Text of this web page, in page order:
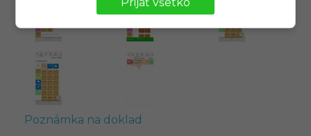
Poznámka na doklad